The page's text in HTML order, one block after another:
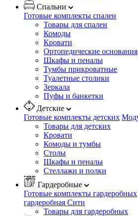
Спальни
Готовые комплекты спален
Товары для спален
Комоды
Кровати
Ортопедические основания
Шкафы и пеналы
Тумбы прикроватные
Туалетные столики
Зеркала
Пуфы и банкетки
Детские
Готовые комплекты детских
Товары для детских
Кровати
Комоды и тумбы
Столы
Шкафы и пеналы
Стеллажи и полки
Гардеробные
Готовые комплекты гардеробных
гардеробная Сити
Товары для гардеробных